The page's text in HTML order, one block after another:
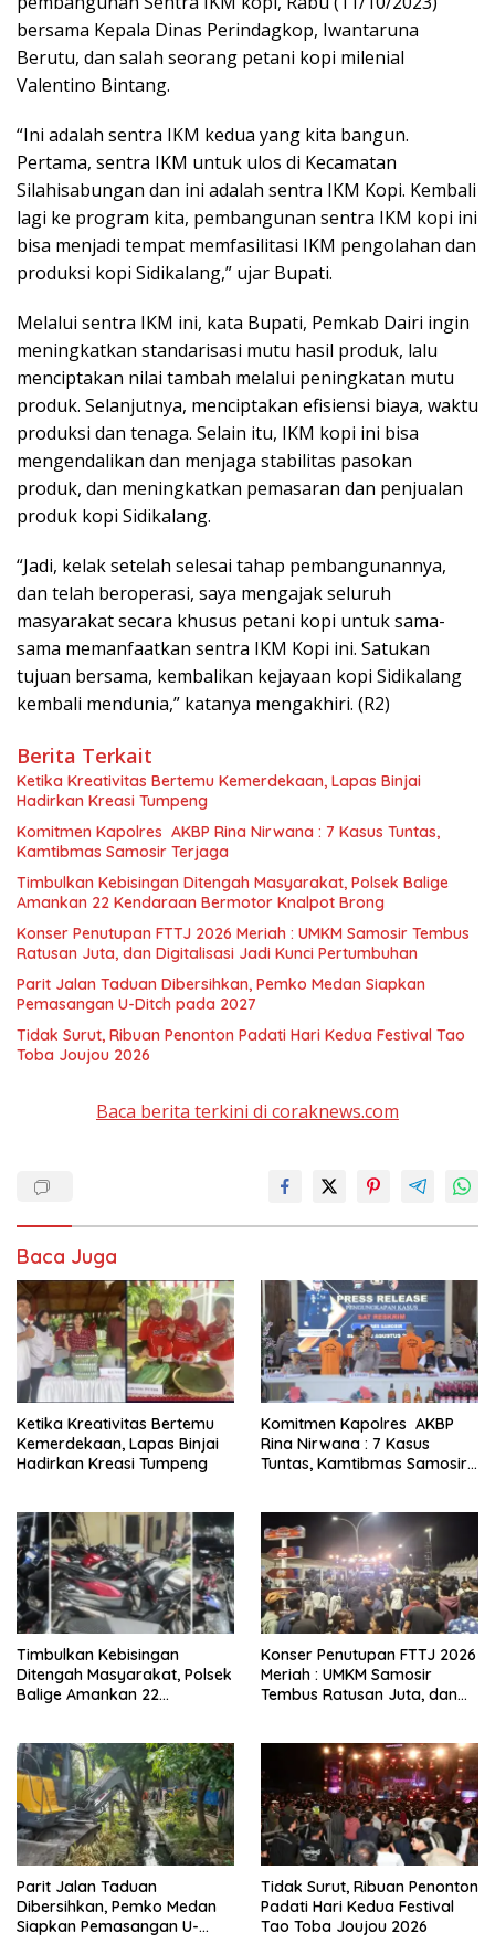
bersama Kepala Dinas Perindagkop, Iwantaruna
Berutu, dan salah seorang petani kopi milenial
Valentino Bintang.
“Ini adalah sentra IKM kedua yang kita bangun.
Pertama, sentra IKM untuk ulos di Kecamatan
Silahisabungan dan ini adalah sentra IKM Kopi. Kembali
lagi ke program kita, pembangunan sentra IKM kopi ini
bisa menjadi tempat memfasilitasi IKM pengolahan dan
produksi kopi Sidikalang,” ujar Bupati.
Melalui sentra IKM ini, kata Bupati, Pemkab Dairi ingin
meningkatkan standarisasi mutu hasil produk, lalu
menciptakan nilai tambah melalui peningkatan mutu
produk. Selanjutnya, menciptakan efisiensi biaya, waktu
produksi dan tenaga. Selain itu, IKM kopi ini bisa
mengendalikan dan menjaga stabilitas pasokan
produk, dan meningkatkan pemasaran dan penjualan
produk kopi Sidikalang.
“Jadi, kelak setelah selesai tahap pembangunannya,
dan telah beroperasi, saya mengajak seluruh
masyarakat secara khusus petani kopi untuk sama-
sama memanfaatkan sentra IKM Kopi ini. Satukan
tujuan bersama, kembalikan kejayaan kopi Sidikalang
kembali mendunia,” katanya mengakhiri. (R2)
Berita Terkait
Ketika Kreativitas Bertemu Kemerdekaan, Lapas Binjai
Hadirkan Kreasi Tumpeng
Komitmen Kapolres AKBP Rina Nirwana : 7 Kasus Tuntas,
Kamtibmas Samosir Terjaga
Timbulkan Kebisingan Ditengah Masyarakat, Polsek Balige
Amankan 22 Kendaraan Bermotor Knalpot Brong
Konser Penutupan FTTJ 2026 Meriah : UMKM Samosir Tembus
Ratusan Juta, dan Digitalisasi Jadi Kunci Pertumbuhan
Parit Jalan Taduan Dibersihkan, Pemko Medan Siapkan
Pemasangan U-Ditch pada 2027
Tidak Surut, Ribuan Penonton Padati Hari Kedua Festival Tao
Toba Joujou 2026
Baca berita terkini di coraknews.com
Baca Juga
Ketika Kreativitas Bertemu
Kemerdekaan, Lapas Binjai
Hadirkan Kreasi Tumpeng
Komitmen Kapolres AKBP
Rina Nirwana : 7 Kasus
Tuntas, Kamtibmas Samosir
Timbulkan Kebisingan
Ditengah Masyarakat, Polsek
Balige Amankan 22
Konser Penutupan FTTJ 2026
Meriah : UMKM Samosir
Tembus Ratusan Juta, dan
Parit Jalan Taduan
Dibersihkan, Pemko Medan
Siapkan Pemasangan U-
Tidak Surut, Ribuan Penonton
Padati Hari Kedua Festival
Tao Toba Joujou 2026